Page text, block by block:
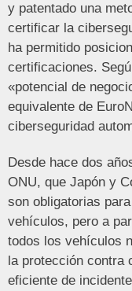
y patentado una
certificar la
ha permitido
certificaciones.
«potencial de
equivalente de
ciberseguridad
Desde hace dos
ONU, que Japón y
son obligatorias
vehículos, pero a
todos los vehículos
la protección contra
eficiente de